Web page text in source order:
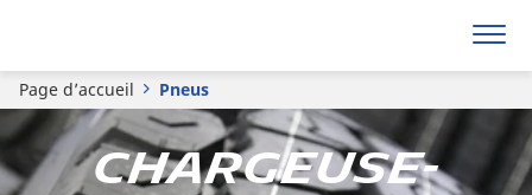
Page d’accueil Pneus
Chargeuse-